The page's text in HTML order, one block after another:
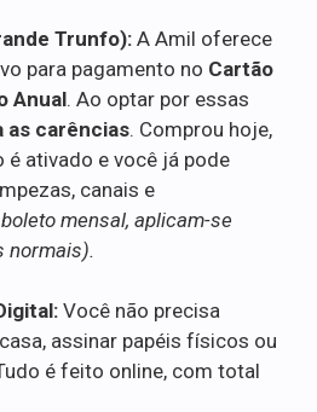
Trunfo): A Amil oferece
para pagamento no Cartão
Anual. Ao optar por essas
as carências. Comprou hoje,
é ativado e você já pode
canais e
mensal, aplicam-se
normais).
Você não precisa
assinar papéis físicos ou
é feito online, com total